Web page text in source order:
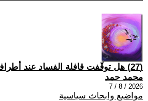
(27) هل توقّفت قافلة الفساد عند أطراف بغداد؟
محمد حمد
2026 / 8 / 7
مواضيع وابحاث سياسية